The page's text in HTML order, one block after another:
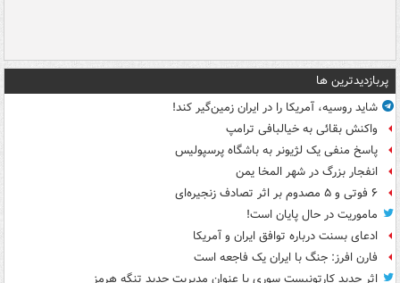
پربازدیدترین ها
شاید روسیه، آمریکا را در ایران زمین‌گیر کند!
واکنش بقائی به خیالبافی ترامپ
پاسخ منفی یک لژیونر به باشگاه پرسپولیس
انفجار بزرگ در شهر المخا یمن
۶ فوتی و ۵ مصدوم بر اثر تصادف زنجیره‌ای
ماموریت در حال پایان است!
ادعای بسنت درباره توافق ایران و آمریکا
فارن افرز: جنگ با ایران یک فاجعه است
اثر جدید کارتونیست سوری با عنوان مدیریت جدید تنگه هرمز